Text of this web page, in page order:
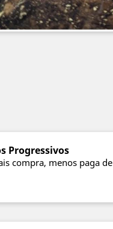
Progressivos
compra, menos paga de